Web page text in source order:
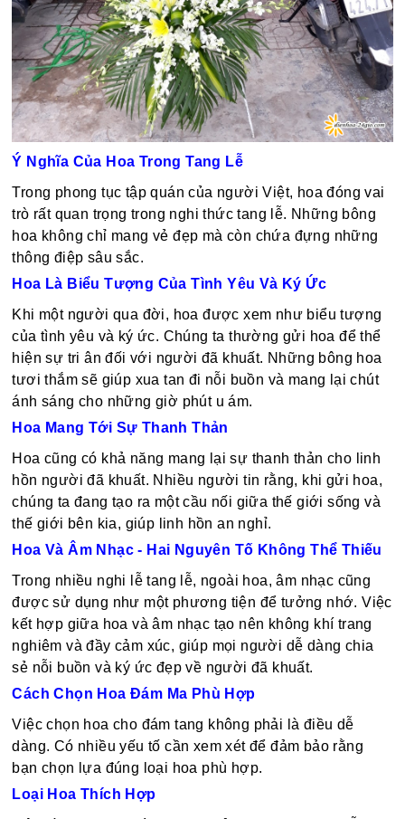
Ý Nghĩa Của Hoa Trong Tang Lễ
Trong phong tục tập quán của người Việt, hoa đóng vai
trò rất quan trọng trong nghi thức tang lễ. Những bông
hoa không chỉ mang vẻ đẹp mà còn chứa đựng những
thông điệp sâu sắc.
Hoa Là Biểu Tượng Của Tình Yêu Và Ký Ức
Khi một người qua đời, hoa được xem như biểu tượng
của tình yêu và ký ức. Chúng ta thường gửi hoa để thể
hiện sự tri ân đối với người đã khuất. Những bông hoa
tươi thắm sẽ giúp xua tan đi nỗi buồn và mang lại chút
ánh sáng cho những giờ phút u ám.
Hoa Mang Tới Sự Thanh Thản
Hoa cũng có khả năng mang lại sự thanh thản cho linh
hồn người đã khuất. Nhiều người tin rằng, khi gửi hoa,
chúng ta đang tạo ra một cầu nối giữa thế giới sống và
thế giới bên kia, giúp linh hồn an nghỉ.
Hoa Và Âm Nhạc - Hai Nguyên Tố Không Thể Thiếu
Trong nhiều nghi lễ tang lễ, ngoài hoa, âm nhạc cũng
được sử dụng như một phương tiện để tưởng nhớ. Việc
kết hợp giữa hoa và âm nhạc tạo nên không khí trang
nghiêm và đầy cảm xúc, giúp mọi người dễ dàng chia
sẻ nỗi buồn và ký ức đẹp về người đã khuất.
Cách Chọn Hoa Đám Ma Phù Hợp
Việc chọn hoa cho đám tang không phải là điều dễ
dàng. Có nhiều yếu tố cần xem xét để đảm bảo rằng
bạn chọn lựa đúng loại hoa phù hợp.
Loại Hoa Thích Hợp